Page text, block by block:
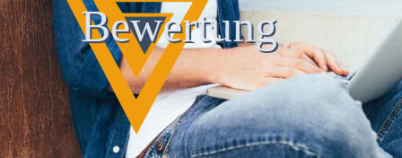
Bewertung